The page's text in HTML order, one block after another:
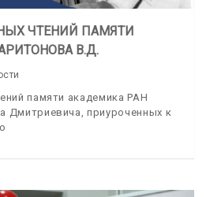
ЧТЕНИЙ ПАМЯТИ
В.Д.
памяти академика РАН
Дмитриевича, приуроченных к